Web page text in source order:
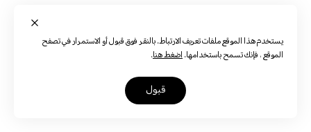
يستخدم هذا الموقع ملفات تعريف الارتباط. بالنقر فوق قبول أو الاستمرار في تصفح
الموقع ، فإنك تسمح باستخدامها.اضغط هنا.
قبول